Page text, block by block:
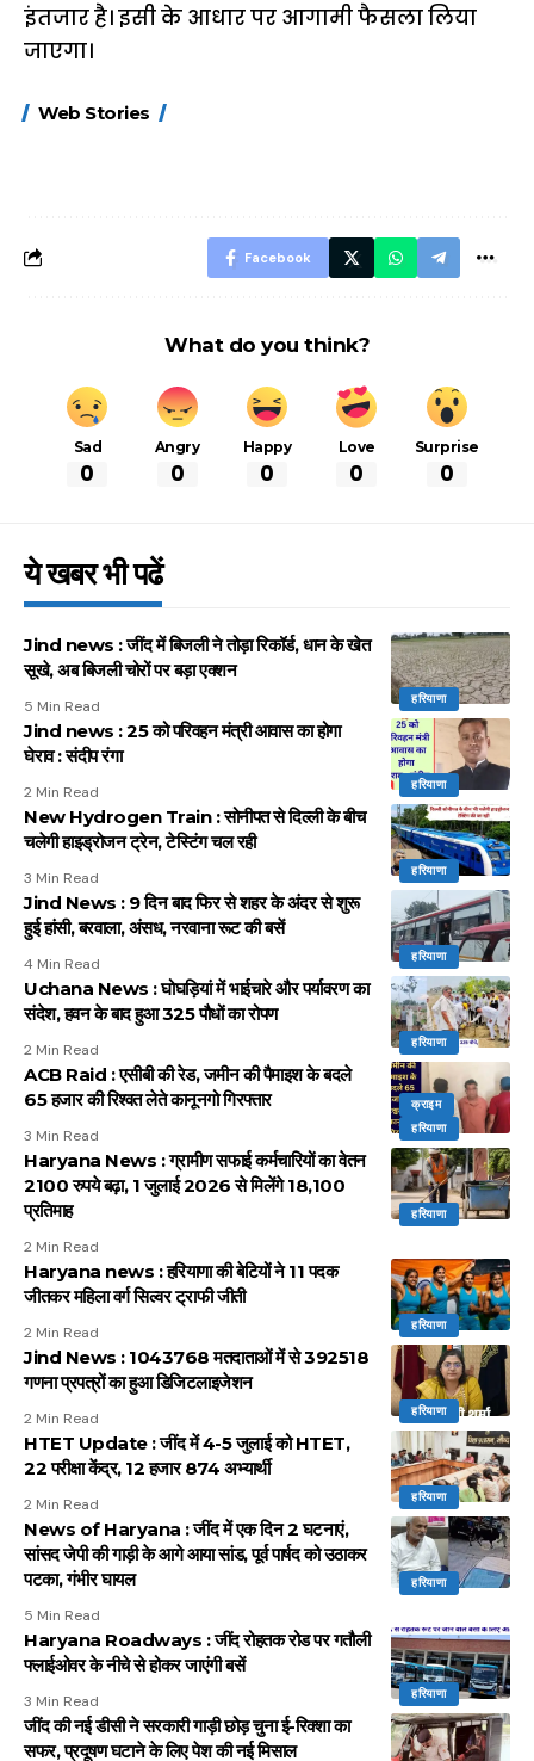
इंतजार है। इसी के आधार पर आगामी फैसला लिया
जाएगा।
Web Stories
FASTag के ये नए
Facebook
What do you think?
Sad
0
Angry
0
Happy
0
Love
0
Surprise
0
ये खबर भी पढें
हरियाणा
Jind news : जींद में बिजली ने तोड़ा रिकॉर्ड, धान के खेत
सूखे, अब बिजली चोरों पर बड़ा एक्शन
5 Min Read
हरियाणा
Jind news : 25 को परिवहन मंत्री आवास का होगा
घेराव : संदीप रंगा
2 Min Read
हरियाणा
New Hydrogen Train : सोनीपत से दिल्ली के बीच
चलेगी हाइड्रोजन ट्रेन, टेस्टिंग चल रही
3 Min Read
हरियाणा
Jind News : 9 दिन बाद फिर से शहर के अंदर से शुरू
हुई हांसी, बरवाला, अंसध, नरवाना रूट की बसें
4 Min Read
हरियाणा
Uchana News : घोघड़ियां में भाईचारे और पर्यावरण का
संदेश, हवन के बाद हुआ 325 पौधों का रोपण
2 Min Read
क्राइम
हरियाणा
ACB Raid : एसीबी की रेड, जमीन की पैमाइश के बदले
65 हजार की रिश्वत लेते कानूनगो गिरफ्तार
3 Min Read
हरियाणा
Haryana News : ग्रामीण सफाई कर्मचारियों का वेतन
2100 रुपये बढ़ा, 1 जुलाई 2026 से मिलेंगे 18,100
प्रतिमाह
2 Min Read
हरियाणा
Haryana news : हरियाणा की बेटियों ने 11 पदक
जीतकर महिला वर्ग सिल्वर ट्राफी जीती
2 Min Read
हरियाणा
Jind News : 1043768 मतदाताओं में से 392518
गणना प्रपत्रों का हुआ डिजिटलाइजेशन
2 Min Read
हरियाणा
HTET Update : जींद में 4-5 जुलाई को HTET,
22 परीक्षा केंद्र, 12 हजार 874 अभ्यार्थी
2 Min Read
हरियाणा
News of Haryana : जींद में एक दिन 2 घटनाएं,
सांसद जेपी की गाड़ी के आगे आया सांड, पूर्व पार्षद को उठाकर
पटका, गंभीर घायल
5 Min Read
हरियाणा
Haryana Roadways : जींद रोहतक रोड पर गतौली
फ्लाईओवर के नीचे से होकर जाएंगी बसें
3 Min Read
जींद की नई डीसी ने सरकारी गाड़ी छोड़ चुना ई-रिक्शा का
सफर, प्रदूषण घटाने के लिए पेश की नई मिसाल